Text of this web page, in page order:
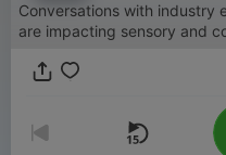
Conversations with industry
are impacting sensory and